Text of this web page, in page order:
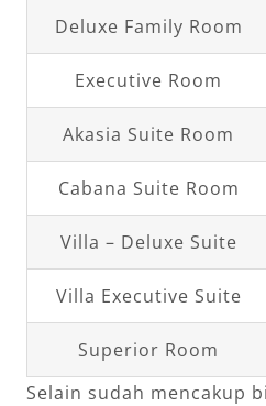
Deluxe Family Room
Executive Room
Akasia Suite Room
Cabana Suite Room
Villa – Deluxe Suite
Villa Executive Suite
Superior Room
Selain sudah mencakup